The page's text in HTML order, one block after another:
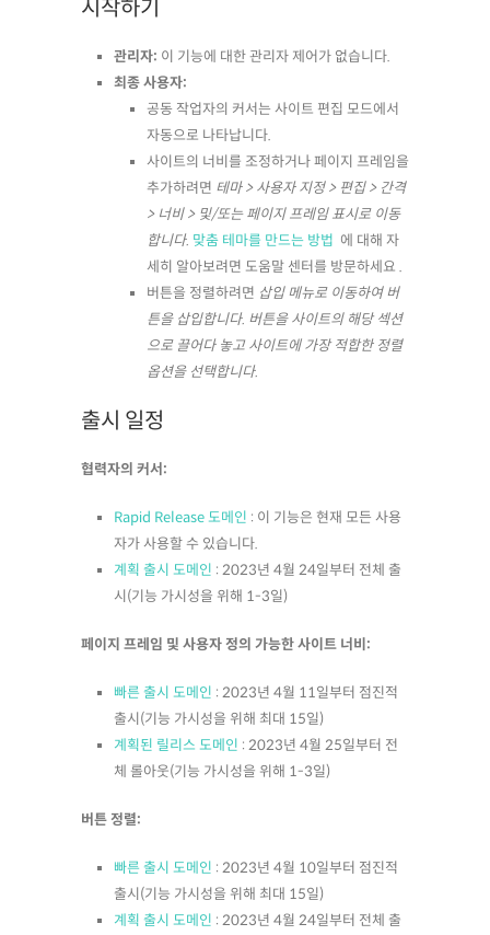
시작하기
관리자: 이 기능에 대한 관리자 제어가 없습니다.
최종 사용자:
공동 작업자의 커서는 사이트 편집 모드에서
자동으로 나타납니다.
사이트의 너비를 조정하거나 페이지 프레임을
추가하려면 테마 > 사용자 지정 > 편집 > 간격
> 너비 > 및/또는 페이지 프레임 표시로 이동
합니다. 맞춤 테마를 만드는 방법 에 대해 자
세히 알아보려면 도움말 센터를 방문하세요 .
버튼을 정렬하려면 삽입 메뉴로 이동하여 버
튼을 삽입합니다. 버튼을 사이트의 해당 섹션
으로 끌어다 놓고 사이트에 가장 적합한 정렬
옵션을 선택합니다.
출시 일정
협력자의 커서:
Rapid Release 도메인 : 이 기능은 현재 모든 사용
자가 사용할 수 있습니다.
계획 출시 도메인 : 2023년 4월 24일부터 전체 출
시(기능 가시성을 위해 1-3일)
페이지 프레임 및 사용자 정의 가능한 사이트 너비:
빠른 출시 도메인 : 2023년 4월 11일부터 점진적
출시(기능 가시성을 위해 최대 15일)
계획된 릴리스 도메인 : 2023년 4월 25일부터 전
체 롤아웃(기능 가시성을 위해 1-3일)
버튼 정렬:
빠른 출시 도메인 : 2023년 4월 10일부터 점진적
출시(기능 가시성을 위해 최대 15일)
계획 출시 도메인 : 2023년 4월 24일부터 전체 출